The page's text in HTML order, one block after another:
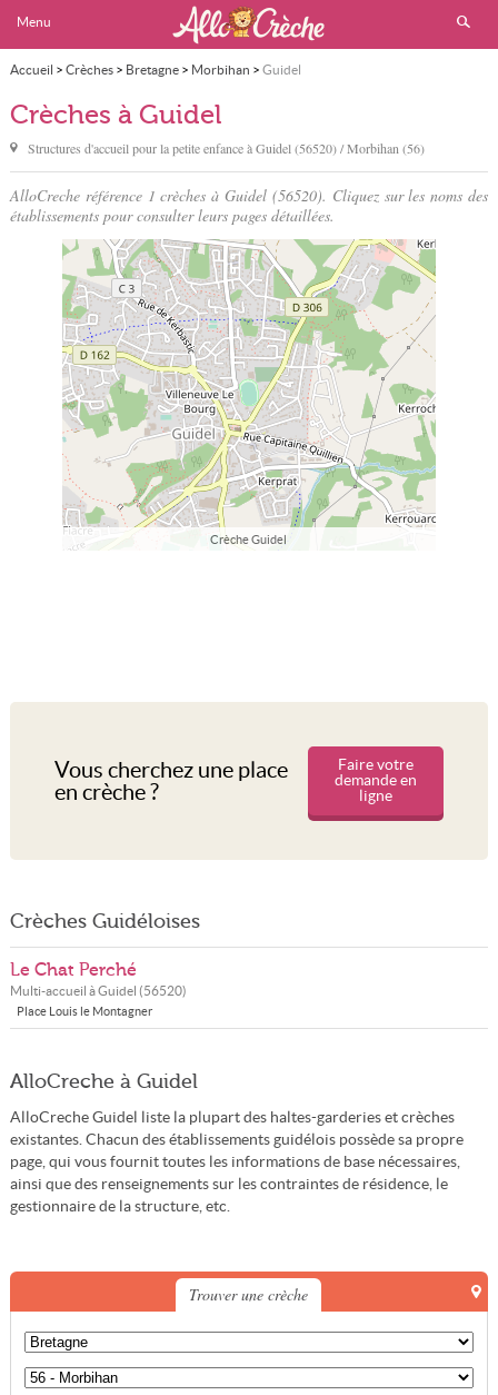
Menu
Accueil > Crèches> Bretagne> Morbihan > Guidel
Crèches à Guidel
Structures d'accueil pour la petite enfance àGuidel (56520) / Morbihan (56)
AlloCreche référence 1 crèches à Guidel (56520). Cliquez sur les noms des
établissements pour consulter leurs pages détaillées.
Crèche Guidel
Vous cherchez une place
en crèche ?
Faire votre
demande en
ligne
Crèches Guidéloises
Le Chat Perché
Multi-accueil àGuidel (56520)
Place Louis le Montagner
AlloCreche à Guidel
AlloCreche Guidel liste la plupart des haltes-garderies et crèches
existantes. Chacun des établissements guidélois possède sa propre
page, qui vous fournit toutes les informations de base nécessaires,
ainsi que des renseignements sur les contraintes de résidence, le
gestionnaire de la structure, etc.
Trouver une crèche